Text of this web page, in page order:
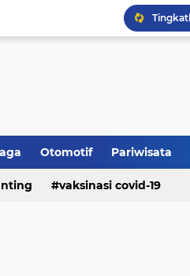
Otomotif Pariwisata
vaksinasi covid-19